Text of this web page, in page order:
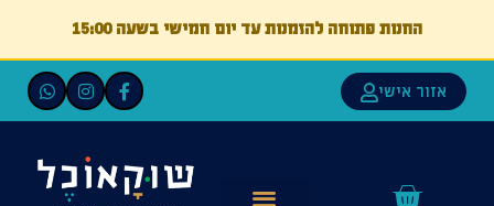
החנות פתוחה להזמנות עד יום חמישי בשעה 15:00
אזור אישי